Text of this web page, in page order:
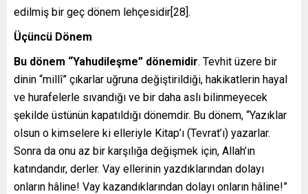
edilmiş bir geç dönem lehçesidir[28].
Üçüncü Dönem
Bu dönem “Yahudileşme” dönemidir. Tevhit üzere bir
dinin “millî” çıkarlar uğruna değiştirildiği, hakikatlerin hayal
ve hurafelerle sıvandığı ve bir daha aslı bilinmeyecek
şekilde üstünün kapatıldığı dönemdir. Bu dönem, “Yazıklar
olsun o kimselere ki elleriyle Kitap’ı (Tevrat’ı) yazarlar.
Sonra da onu az bir karşılığa değişmek için, Allah’ın
katındandır, derler. Vay ellerinin yazdıklarından dolayı
onların hâline! Vay kazandıklarından dolayı onların hâline!”